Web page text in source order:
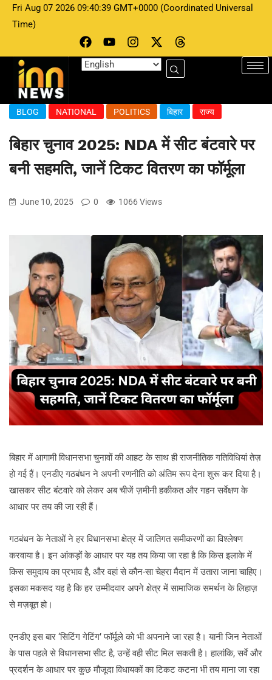
Fri Aug 07 2026 09:40:39 GMT+0000 (Coordinated Universal
Time)
BLOG NATIONAL POLITICS बिहार राज्य
बिहार चुनाव 2025: NDA में सीट बंटवारे पर
बनी सहमति, जानें टिकट वितरण का फॉर्मूला
June 10, 2025 0 1066 Views
बिहार में आगामी विधानसभा चुनावों की आहट के साथ ही राजनीतिक गतिविधियां तेज़
हो गई हैं। एनडीए गठबंधन ने अपनी रणनीति को अंतिम रूप देना शुरू कर दिया है।
खासकर सीट बंटवारे को लेकर अब चीजें ज़मीनी हकीकत और गहन सर्वेक्षण के
आधार पर तय की जा रही हैं।
गठबंधन के नेताओं ने हर विधानसभा क्षेत्र में जातिगत समीकरणों का विश्लेषण
करवाया है। इन आंकड़ों के आधार पर यह तय किया जा रहा है कि किस इलाके में
किस समुदाय का प्रभाव है, और वहां से कौन-सा चेहरा मैदान में उतारा जाना चाहिए।
इसका मकसद यह है कि हर उम्मीदवार अपने क्षेत्र में सामाजिक समर्थन के लिहाज़
से मज़बूत हो।
एनडीए इस बार ‘सिटिंग गेटिंग’ फॉर्मूले को भी अपनाने जा रहा है। यानी जिन नेताओं
के पास पहले से विधानसभा सीट है, उन्हें वही सीट मिल सकती है। हालांकि, सर्वे और
प्रदर्शन के आधार पर कुछ मौजूदा विधायकों का टिकट कटना भी तय माना जा रहा